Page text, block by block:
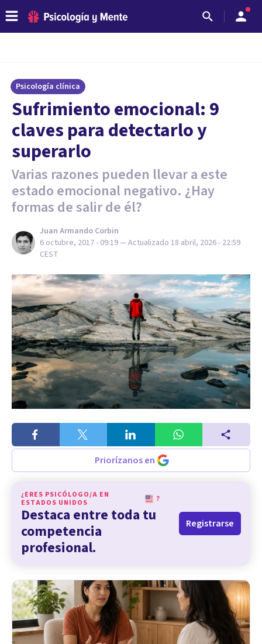
Psicología clínica
Sufrimiento emocional: 9
claves para detectarlo y
superarlo
Varias razones pueden llevar a este
estado emocional negativo. ¿Hay
formas de salir de él?
Juan Armando Corbin
6 octubre, 2017 - 09:19— Actualizado 18 abril, 2026 - 22:59
CEST
Priorízanos en
¿ERES PSICÓLOGO/A EN
ESTADOS UNIDOS
?
Destaca entre toda tu
competencia
profesional.
Registrarse